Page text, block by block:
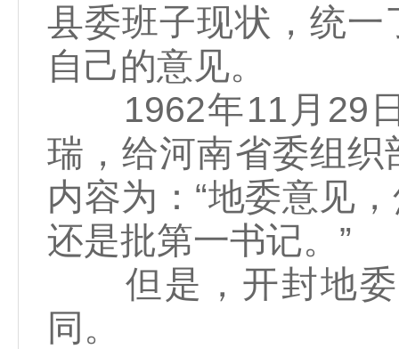
县委班子现状，统
自己的意见。
1962年11月29日
瑞，给河南省委组
内容为：“地委意见
还是批第一书记。”
但是，开封地委
同。